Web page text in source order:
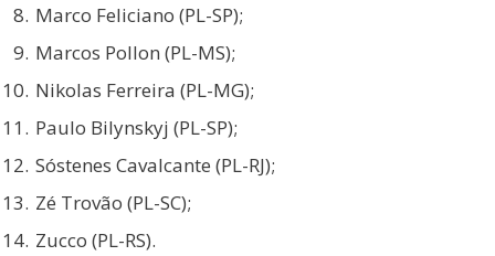
Marco Feliciano (PL-SP);
Marcos Pollon (PL-MS);
Nikolas Ferreira (PL-MG);
Paulo Bilynskyj (PL-SP);
Sóstenes Cavalcante (PL-RJ);
Zé Trovão (PL-SC);
Zucco (PL-RS).